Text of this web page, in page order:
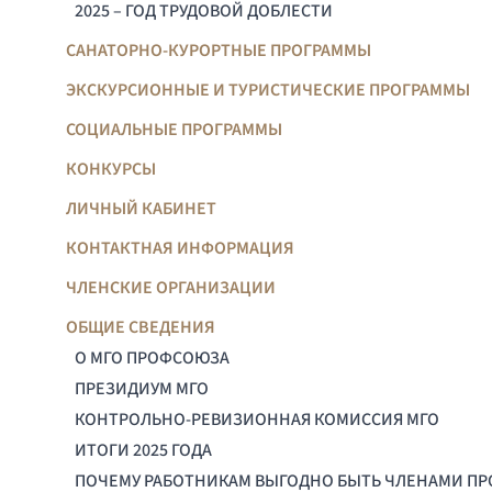
2025 – ГОД ТРУДОВОЙ ДОБЛЕСТИ
САНАТОРНО-КУРОРТНЫЕ ПРОГРАММЫ
ЭКСКУРСИОННЫЕ И ТУРИСТИЧЕСКИЕ ПРОГРАММЫ
СОЦИАЛЬНЫЕ ПРОГРАММЫ
КОНКУРСЫ
ЛИЧНЫЙ КАБИНЕТ
КОНТАКТНАЯ ИНФОРМАЦИЯ
ЧЛЕНСКИЕ ОРГАНИЗАЦИИ
ОБЩИЕ СВЕДЕНИЯ
О МГО ПРОФСОЮЗА
ПРЕЗИДИУМ МГО
КОНТРОЛЬНО-РЕВИЗИОННАЯ КОМИССИЯ МГО
ИТОГИ 2025 ГОДА
ПОЧЕМУ РАБОТНИКАМ ВЫГОДНО БЫТЬ ЧЛЕНАМИ